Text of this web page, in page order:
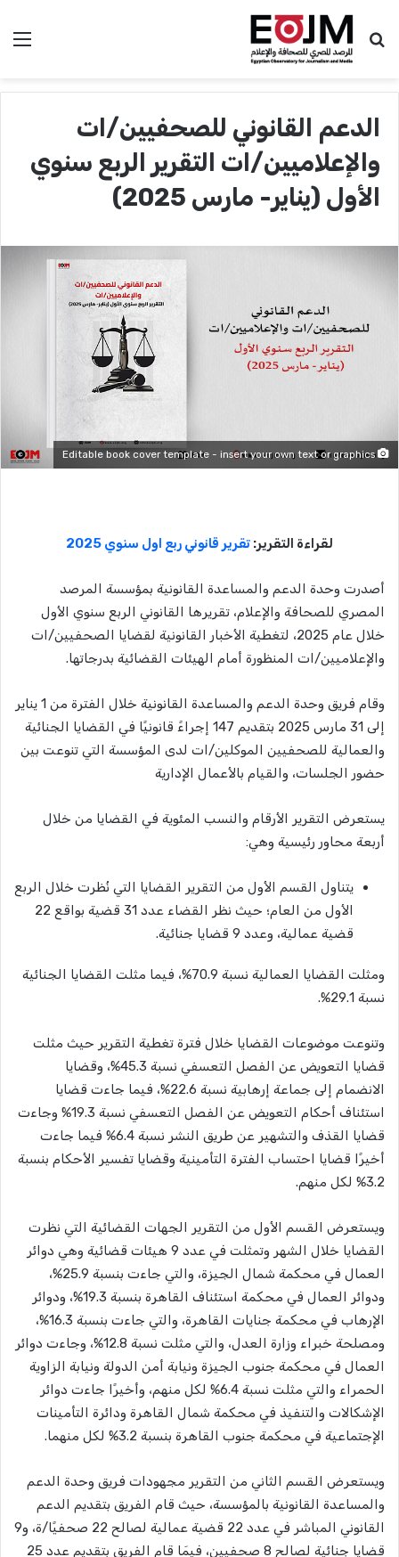
بحث عن
الدعم القانوني للصحفيين/ات
والإعلاميين/ات التقرير الربع سنوي
الأول (يناير- مارس 2025)
Editable book cover template - insert your own text or graphics
لقراءة التقرير: تقرير قانوني ربع اول سنوي 2025
أصدرت وحدة الدعم والمساعدة القانونية بمؤسسة المرصد
المصري للصحافة والإعلام، تقريرها القانوني الربع سنوي الأول
خلال عام 2025، لتغطية الأخبار القانونية لقضايا الصحفيين/ات
والإعلاميين/ات المنظورة أمام الهيئات القضائية بدرجاتها.
وقام فريق وحدة الدعم والمساعدة القانونية خلال الفترة من 1 يناير
إلى 31 مارس 2025 بتقديم 147 إجراءً قانونيًا في القضايا الجنائية
والعمالية للصحفيين الموكلين/ات لدى المؤسسة التي تنوعت بين
حضور الجلسات، والقيام بالأعمال الإدارية
يستعرض التقرير الأرقام والنسب المئوية في القضايا من خلال
أربعة محاور رئيسية وهي:
يتناول القسم الأول من التقرير القضايا التي نُظرت خلال الربع
الأول من العام؛ حيث نظر القضاء عدد 31 قضية بواقع 22
قضية عمالية، وعدد 9 قضايا جنائية.
ومثلت القضايا العمالية نسبة 70.9%، فيما مثلت القضايا الجنائية
نسبة 29.1%.
وتنوعت موضوعات القضايا خلال فترة تغطية التقرير حيث مثلت
قضايا التعويض عن الفصل التعسفي نسبة 45.3%، وقضايا
الانضمام إلى جماعة إرهابية نسبة 22.6%، فيما جاءت قضايا
استئناف أحكام التعويض عن الفصل التعسفي نسبة 19.3% وجاءت
قضايا القذف والتشهير عن طريق النشر نسبة 6.4% فيما جاءت
أخيرًا قضايا احتساب الفترة التأمينية وقضايا تفسير الأحكام بنسبة
3.2% لكل منهم.
ويستعرض القسم الأول من التقرير الجهات القضائية التي نظرت
القضايا خلال الشهر وتمثلت في عدد 9 هيئات قضائية وهي دوائر
العمال في محكمة شمال الجيزة، والتي جاءت بنسبة 25.9%،
ودوائر العمال في محكمة استئناف القاهرة بنسبة 19.3%، ودوائر
الإرهاب في محكمة جنايات القاهرة، والتي جاءت بنسبة 16.3%،
ومصلحة خبراء وزارة العدل، والتي مثلت نسبة 12.8%، وجاءت دوائر
العمال في محكمة جنوب الجيزة ونيابة أمن الدولة ونيابة الزاوية
الحمراء والتي مثلت نسبة 6.4% لكل منهم، وأخيرًا جاءت دوائر
الإشكالات والتنفيذ في محكمة شمال القاهرة ودائرة التأمينات
الإجتماعية في محكمة جنوب القاهرة بنسبة 3.2% لكل منهما.
ويستعرض القسم الثاني من التقرير مجهودات فريق وحدة الدعم
والمساعدة القانونية بالمؤسسة، حيث قام الفريق بتقديم الدعم
القانوني المباشر في عدد 22 قضية عمالية لصالح 22 صحفيًا/ة، و9
قضايا جنائية لصالح 8 صحفيين، فيمَا قام الفريق بتقديم عدد 25